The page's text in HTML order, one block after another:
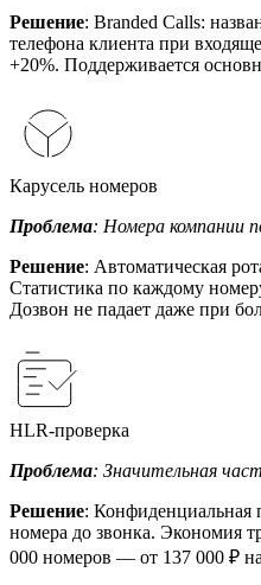
Решение: Branded Calls:
телефона клиента при
+20%. Поддерживается
Карусель номеров
Проблема: Номера компании
Решение: Автоматическая
Статистика по каждому
Дозвон не падает даже при
HLR-проверка
Проблема: Значительная
Решение: Конфиденциальная
номера до звонка. Экономия
000 номеров — от 137 000 ₽